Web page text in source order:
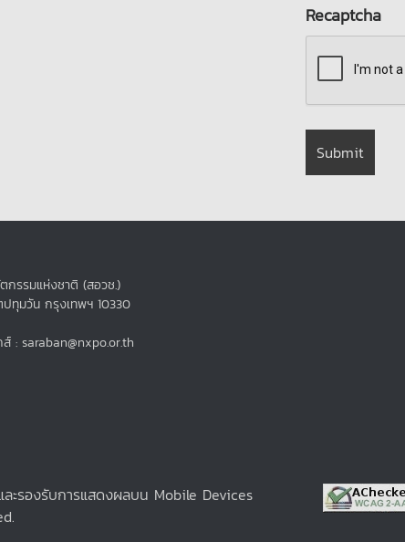
Recaptcha
กรรมแห่งชาติ (สอวช.)
ทุมวัน กรุงเทพฯ 10330
: saraban@nxpo.or.th
ะรองรับการแสดงผลบน Mobile Devices